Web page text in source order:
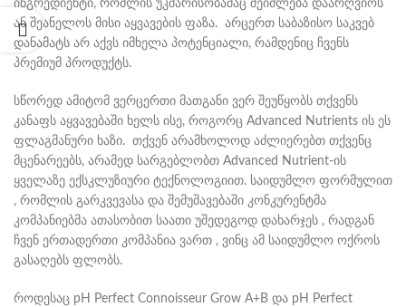
ინგრედიენტი, რომლის უკმარისობამაც შეიძლება დაარღვიოს
ან შეანელოს მისი აყვავების ფაზა. არცერთ საბაზისო საკვებ
დანამატს არ აქვს იმხელა პოტენციალი, რამდენიც ჩვენს
პრემიუმ პროდუქტს.
სწორედ ამიტომ ვერცერთი მათგანი ვერ შეუწყობს თქვენს
კანაფს აყვავებაში ხელს ისე, როგორც Advanced Nutrients ის ეს
ფლაგმანური ხაზი. თქვენ არამხოლოდ აძლიერებთ თქვენც
მცენარეებს, არამედ სარგებლობთ Advanced Nutrient-ის
ყველაზე ექსკლუზიური ტექნოლოგიით. საიდუმლო ფორმულით
, რომლის გარკვევასა და შემუშავებაში კონკურენტმა
კომპანიებმა ათასობით საათი უშედეგოდ დახარჯეს , რადგან
ჩვენ ერთადერთი კომპანია ვართ , ვინც ამ საიდუმლო ოქროს
გასაღებს ფლობს.
როდესაც pH Perfect Connoisseur Grow A+B და pH Perfect